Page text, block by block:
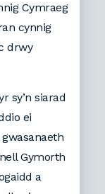
Cymraeg
cynnig
drwy
sy’n siarad
ei
Gymorth
a